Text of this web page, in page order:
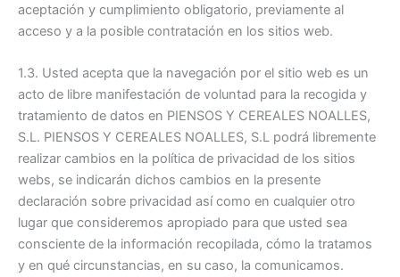
aceptación y cumplimiento obligatorio, previamente al
acceso y a la posible contratación en los sitios web.
1.3. Usted acepta que la navegación por el sitio web es un
acto de libre manifestación de voluntad para la recogida y
tratamiento de datos en PIENSOS Y CEREALES NOALLES,
S.L. PIENSOS Y CEREALES NOALLES, S.L podrá libremente
realizar cambios en la política de privacidad de los sitios
webs, se indicarán dichos cambios en la presente
declaración sobre privacidad así como en cualquier otro
lugar que consideremos apropiado para que usted sea
consciente de la información recopilada, cómo la tratamos
y en qué circunstancias, en su caso, la comunicamos.